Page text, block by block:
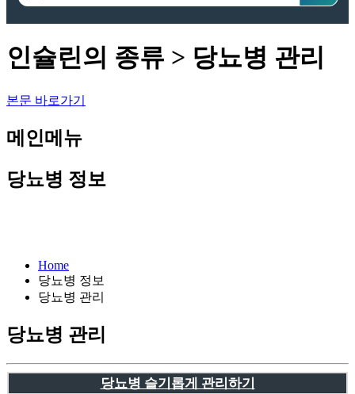
인슐린의 종류 > 당뇨병 관리
본문 바로가기
메인메뉴
당뇨병 정보
Home
당뇨병 정보
당뇨병 관리
당뇨병 관리
당뇨병 슬기롭게 관리하기